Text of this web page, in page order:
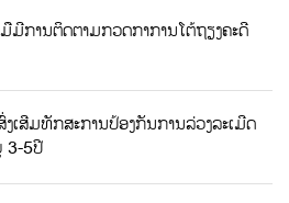
ມີການຕິດຕາມກວດກາການໂຕ້ຖຽງຄະດີ
ເສີມທັກສະການປ້ອງກັນການລ່ວງລະເມີດ
3-5ປີ